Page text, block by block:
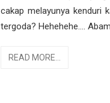
cakap melayunya kenduri
tergoda? Hehehehe....
READ MORE...